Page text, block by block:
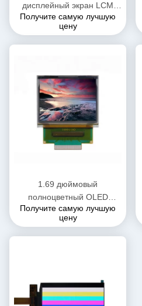
дисплейный экран LCM
панель для смарт-часов
электронных медицинских
устройств
Получите самую лучшую
цену
1.69 дюймовый
полноцветный OLED
дисплей Модуль 160x128
Разрешение 4.5g
Получите самую лучшую
цену